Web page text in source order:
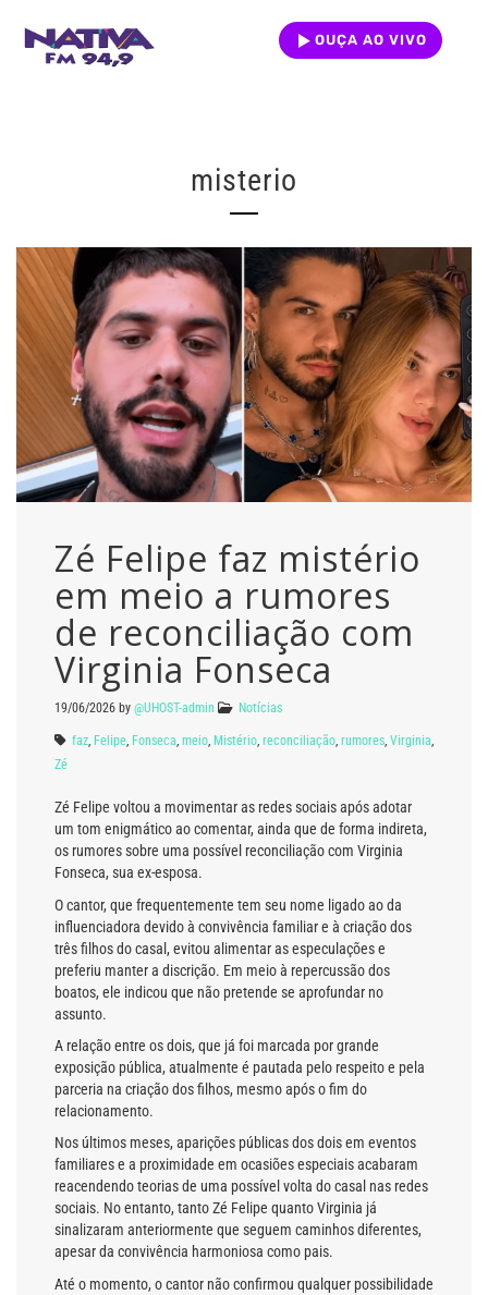
OUÇA AO VIVO
misterio
Zé Felipe faz mistério
em meio a rumores
de reconciliação com
Virginia Fonseca
19/06/2026 by @UHOST-admin Notícias
faz, Felipe, Fonseca, meio, Mistério, reconciliação, rumores, Virginia,
Zé
Zé Felipe voltou a movimentar as redes sociais após adotar
um tom enigmático ao comentar, ainda que de forma indireta,
os rumores sobre uma possível reconciliação com Virginia
Fonseca, sua ex-esposa.
O cantor, que frequentemente tem seu nome ligado ao da
influenciadora devido à convivência familiar e à criação dos
três filhos do casal, evitou alimentar as especulações e
preferiu manter a discrição. Em meio à repercussão dos
boatos, ele indicou que não pretende se aprofundar no
assunto.
A relação entre os dois, que já foi marcada por grande
exposição pública, atualmente é pautada pelo respeito e pela
parceria na criação dos filhos, mesmo após o fim do
relacionamento.
Nos últimos meses, aparições públicas dos dois em eventos
familiares e a proximidade em ocasiões especiais acabaram
reacendendo teorias de uma possível volta do casal nas redes
sociais. No entanto, tanto Zé Felipe quanto Virginia já
sinalizaram anteriormente que seguem caminhos diferentes,
apesar da convivência harmoniosa como pais.
Até o momento, o cantor não confirmou qualquer possibilidade